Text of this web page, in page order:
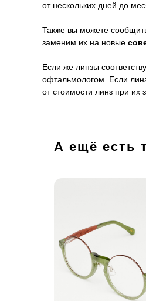
от нескольких дней до
Также вы можете
заменим их на новые
Если же линзы
офтальмологом. Если
от стоимости линз при их
А ещё есть